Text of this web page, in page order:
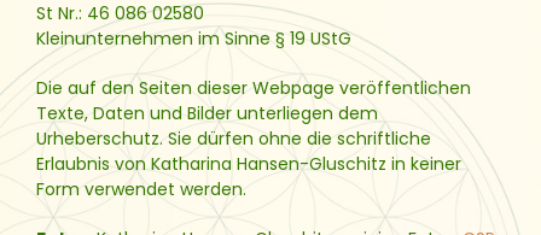
St Nr.: 46 086 02580
Kleinunternehmen im Sinne § 19 UStG
Die auf den Seiten dieser Webpage veröffentlichen
Texte, Daten und Bilder unterliegen dem
Urheberschutz. Sie dürfen ohne die schriftliche
Erlaubnis von Katharina Hansen-Gluschitz in keiner
Form verwendet werden.